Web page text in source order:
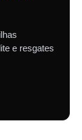
e resgates